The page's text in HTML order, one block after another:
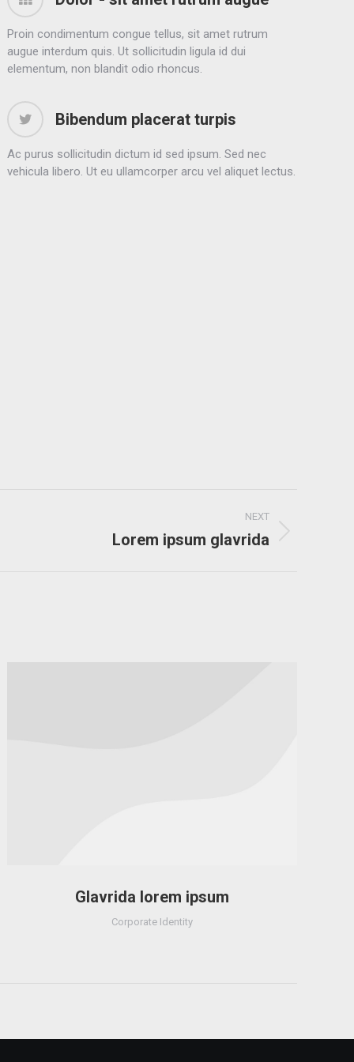
Proin condimentum congue tellus, sit amet rutrum
augue interdum quis. Ut sollicitudin ligula id dui
elementum, non blandit odio rhoncus.
Bibendum placerat turpis
Ac purus sollicitudin dictum id sed ipsum. Sed nec
vehicula libero. Ut eu ullamcorper arcu vel aliquet lectus.
NEXT
Lorem ipsum glavrida
Glavrida lorem ipsum
Corporate Identity